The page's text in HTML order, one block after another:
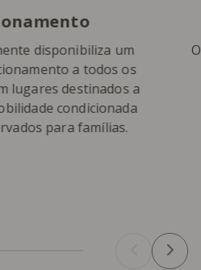
disponibiliza um
a todos os
lugares destinados a
condicionada
para famílias.